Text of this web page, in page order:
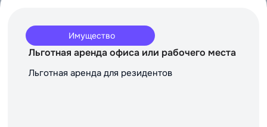
Имущество
Льготная аренда офиса или рабочего места
Льготная аренда для резидентов